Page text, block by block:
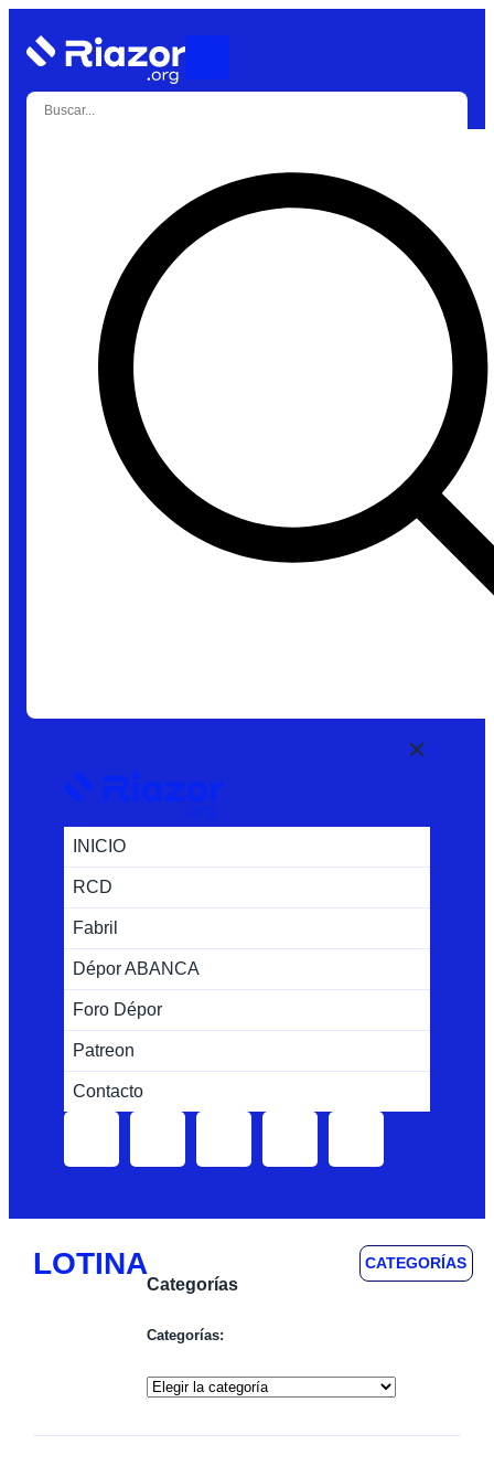
INICIO
RCD
Fabril
Dépor ABANCA
Foro Dépor
Patreon
Contacto
LOTINA
Categorías
Categorías:
CATEGORÍAS